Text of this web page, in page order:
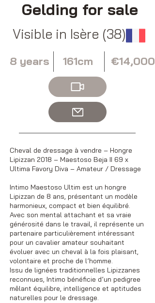
Gelding for sale
Visible in Isère (38)
8 years 161cm €14,000
Cheval de dressage à vendre – Hongre
Lipizzan 2018 – Maestoso Beja II 69 x
Ultima Favory Diva – Amateur / Dressage
Intimo Maestoso Ultim est un hongre
Lipizzan de 8 ans, présentant un modèle
harmonieux, compact et bien équilibré.
Avec son mental attachant et sa vraie
générosité dans le travail, il représente un
partenaire particulièrement intéressant
pour un cavalier amateur souhaitant
évoluer avec un cheval à la fois plaisant,
volontaire et proche de l’homme.
Issu de lignées traditionnelles Lipizzanes
reconnues, Intimo bénéficie d’un pedigree
mêlant équilibre, intelligence et aptitudes
naturelles pour le dressage.